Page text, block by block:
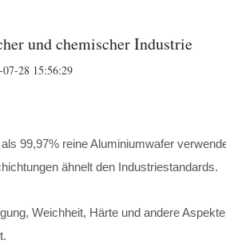
und chemischer Industrie
28 15:56:29
99,97% reine Aluminiumwafer
ähnelt den Industriestandards.
Weichheit, Härte und andere